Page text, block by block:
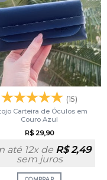
(15)
Carteira de Óculos em
Couro Azul
R$29,90
até 12x de R$2,49
sem juros